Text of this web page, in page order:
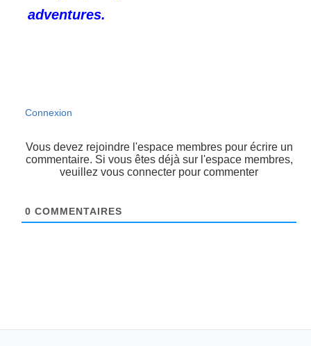
adventures.
Connexion
Vous devez rejoindre l'espace membres pour écrire un
commentaire. Si vous êtes déjà sur l'espace membres,
veuillez vous connecter pour commenter
0 COMMENTAIRES